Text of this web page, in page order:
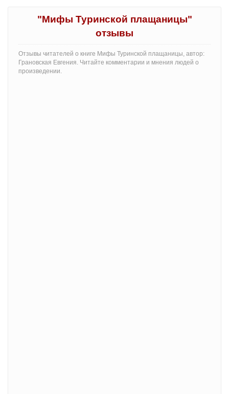
"Мифы Туринской плащаницы"
отзывы
Отзывы читателей о книге Мифы Туринской плащаницы, автор:
Грановская Евгения. Читайте комментарии и мнения людей о
произведении.